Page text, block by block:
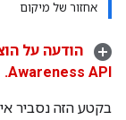
אחזור של מיקום
הודעה על
Awareness API.
בקטע הזה נסביר